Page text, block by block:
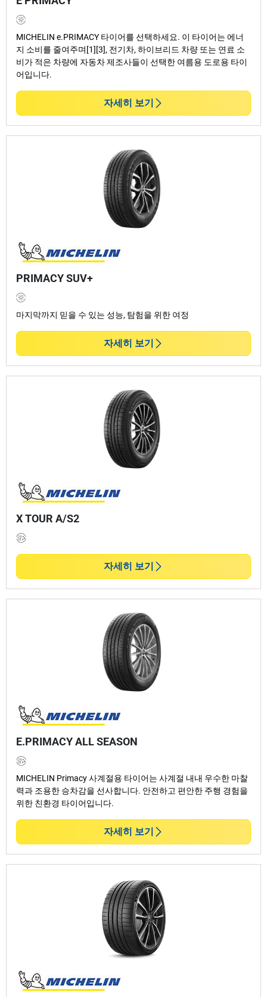
MICHELIN e.PRIMACY 타이어를 선택하세요. 이 타이어는 에너
지 소비를 줄여주며[1][3], 전기차, 하이브리드 차량 또는 연료 소
비가 적은 차량에 자동차 제조사들이 선택한 여름용 도로용 타이
어입니다.
자세히 보기
PRIMACY SUV+
마지막까지 믿을 수 있는 성능, 탐험을 위한 여정
자세히 보기
X TOUR A/S2
자세히 보기
E.PRIMACY ALL SEASON
MICHELIN Primacy 사계절용 타이어는 사계절 내내 우수한 마찰
력과 조용한 승차감을 선사합니다. 안전하고 편안한 주행 경험을
위한 친환경 타이어입니다.
자세히 보기